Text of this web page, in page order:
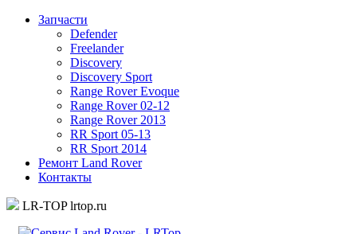
Запчасти
Defender
Freelander
Discovery
Discovery Sport
Range Rover Evoque
Range Rover 02-12
Range Rover 2013
RR Sport 05-13
RR Sport 2014
Ремонт Land Rover
Контакты
LR-TOP lrtop.ru